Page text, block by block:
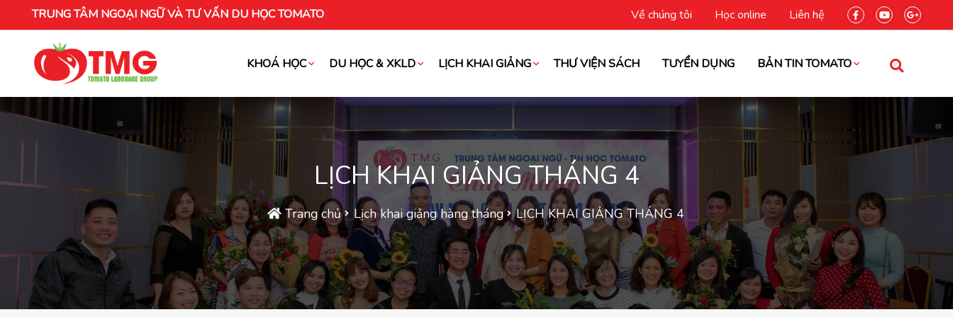
TRUNG TÂM NGOẠI NGỮ VÀ TƯ VẤN DU HỌC TOMATO Về chúng tôi Học online Liên hệ
KHOÁ HỌC DU HỌC & XKLD LỊCH KHAI GIẢNG THƯ VIỆN SÁCH TUYỂN DỤNG BẢN TIN TOMATO
LỊCH KHAI GIẢNG THÁNG 4
Trang chủ Lịch khai giảng hàng tháng LỊCH KHAI GIẢNG THÁNG 4